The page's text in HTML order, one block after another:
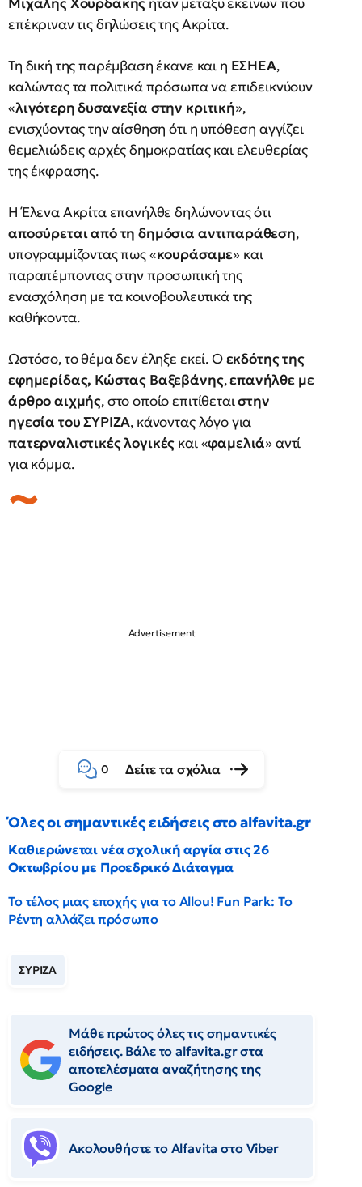
επέκριναν τις δηλώσεις της Ακρίτα.
Τη δική της παρέμβαση έκανε και η ΕΣΗΕΑ,
καλώντας τα πολιτικά πρόσωπα να επιδεικνύουν
«λιγότερη δυσανεξία στην κριτική»,
ενισχύοντας την αίσθηση ότι η υπόθεση αγγίζει
θεμελιώδεις αρχές δημοκρατίας και ελευθερίας
της έκφρασης.
Η Έλενα Ακρίτα επανήλθε δηλώνοντας ότι
αποσύρεται από τη δημόσια αντιπαράθεση,
υπογραμμίζοντας πως «κουράσαμε» και
παραπέμποντας στην προσωπική της
ενασχόληση με τα κοινοβουλευτικά της
καθήκοντα.
Ωστόσο, το θέμα δεν έληξε εκεί. Οεκδότης της
εφημερίδας, Κώστας Βαξεβάνης,επανήλθε με
άρθρο αιχμής, στο οποίο επιτίθεταιστην
ηγεσία του ΣΥΡΙΖΑ, κάνοντας λόγο για
πατερναλιστικές λογικές και «φαμελιά» αντί
για κόμμα.
0 Δείτε τα σχόλια
Όλες οι σημαντικές ειδήσεις στο alfavita.gr
Καθιερώνεται νέα σχολική αργία στις 26
Οκτωβρίου με Προεδρικό Διάταγμα
Το τέλος μιας εποχής για το Allou! Fun Park: Το
Ρέντη αλλάζει πρόσωπο
ΣΥΡΙΖΑ
Μάθε πρώτος όλες τις σημαντικές
ειδήσεις. Βάλε το alfavita.gr στα
αποτελέσματα αναζήτησης της
Google
Ακολουθήστε το Αlfavita στο Viber